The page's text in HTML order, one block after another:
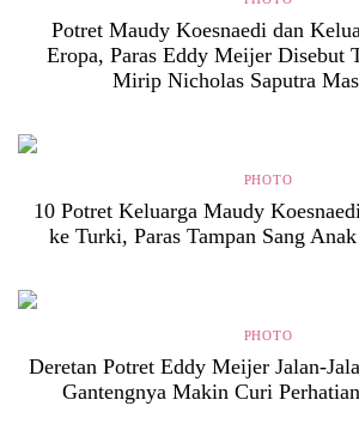
Potret Maudy Koesnaedi dan
Eropa, Paras Eddy Meijer Disebut
Mirip Nicholas Saputra
PHOTO
10 Potret Keluarga Maudy
ke Turki, Paras Tampan Sang
PHOTO
Deretan Potret Eddy Meijer Jalan-
Gantengnya Makin Curi